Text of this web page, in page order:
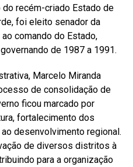
recém-criado Estado de
foi eleito senador da
comando do Estado,
de 1987 a 1991.
Marcelo Miranda
de consolidação de
ficou marcado por
fortalecimento dos
desenvolvimento regional.
de diversos distritos à
para a organização